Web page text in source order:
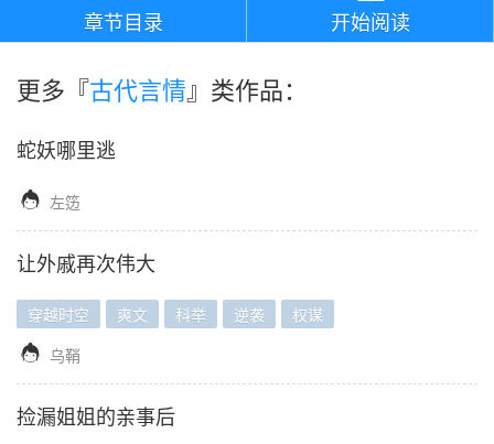
章节目录 开始阅读
更多『古代言情』类作品：
蛇妖哪里逃
 左笾
让外戚再次伟大
穿越时空 爽文 科举 逆袭 权谋
 乌鞘
捡漏姐姐的亲事后